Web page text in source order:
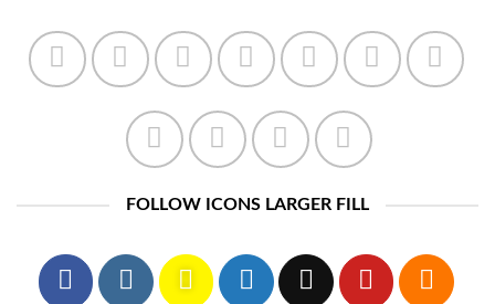
FOLLOW ICONS LARGER FILL